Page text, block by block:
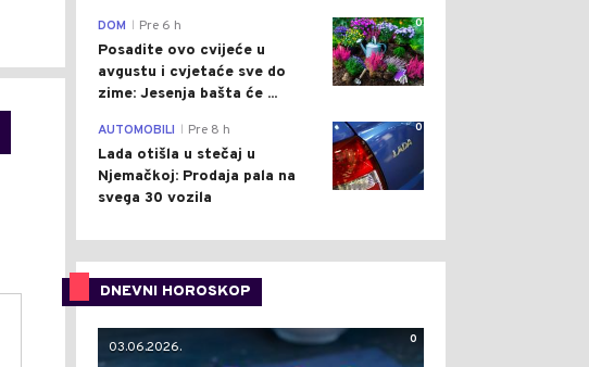
0
DOM Pre 6 h
Posadite ovo cvijeće u
avgustu i cvjetaće sve do
zime: Jesenja bašta će ...
0
AUTOMOBILI Pre 8 h
Lada otišla u stečaj u
Njemačkoj: Prodaja pala na
svega 30 vozila
DNEVNI HOROSKOP
0
03.06.2026.